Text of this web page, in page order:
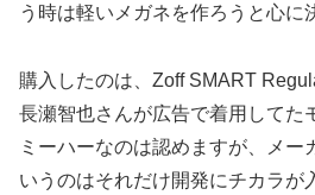
う時は軽いメガネを作ろうと心に
購入したのは、Zoff SMART
長瀬智也さんが広告で着用してた
ミーハーなのは認めますが、メー
いうのはそれだけ開発にチカラが